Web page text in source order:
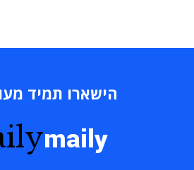
הישארו תמיד
maily